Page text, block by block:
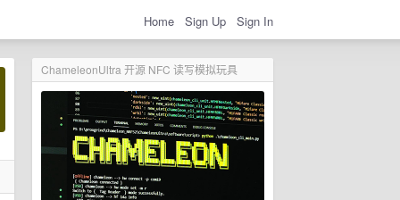
Home Sign Up Sign In
ChameleonUltra 开源 NFC 读写模拟玩具